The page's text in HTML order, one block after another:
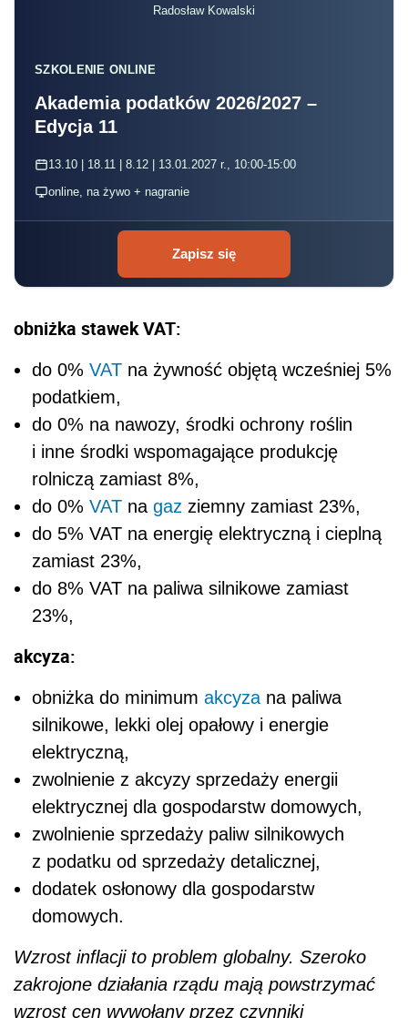
Radosław Kowalski
SZKOLENIE ONLINE
Akademia podatków 2026/2027 –
Edycja 11
13.10 | 18.11 | 8.12 | 13.01.2027 r., 10:00-15:00
online, na żywo + nagranie
Zapisz się
obniżka stawek VAT:
do 0% VAT na żywność objętą wcześniej 5%
podatkiem,
do 0% na nawozy, środki ochrony roślin
i inne środki wspomagające produkcję
rolniczą zamiast 8%,
do 0% VAT na gaz ziemny zamiast 23%,
do 5% VAT na energię elektryczną i cieplną
zamiast 23%,
do 8% VAT na paliwa silnikowe zamiast
23%,
akcyza:
obniżka do minimum akcyza na paliwa
silnikowe, lekki olej opałowy i energie
elektryczną,
zwolnienie z akcyzy sprzedaży energii
elektrycznej dla gospodarstw domowych,
zwolnienie sprzedaży paliw silnikowych
z podatku od sprzedaży detalicznej,
dodatek osłonowy dla gospodarstw
domowych.
Wzrost inflacji to problem globalny. Szeroko
zakrojone działania rządu mają powstrzymać
wzrost cen wywołany przez czynniki